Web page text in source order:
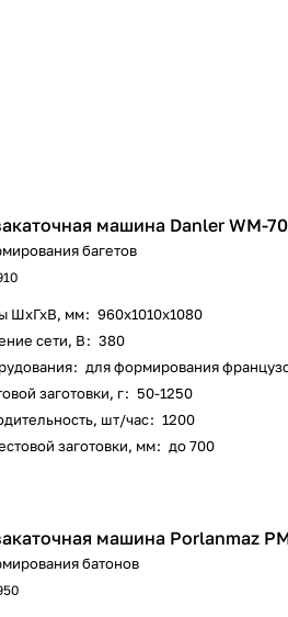
машина Danler WM-
багетов
ШхГхВ, мм: 960х1010х1080
сети, В: 380
: для формирования
заготовки, г: 50-1250
шт/час: 1200
заготовки, мм: до 700
машина Porlanmaz
батонов